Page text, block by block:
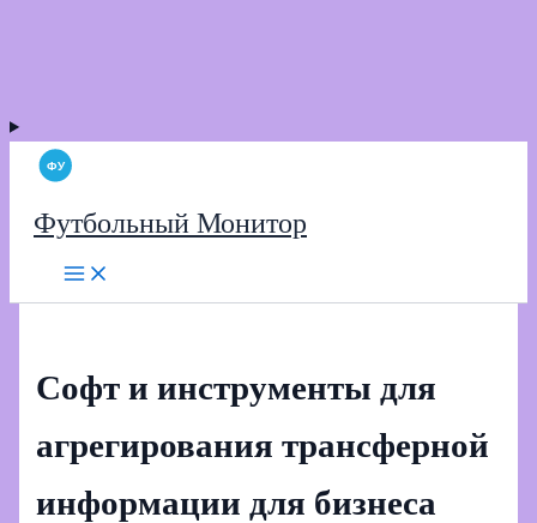
Футбольный Монитор
Софт и инструменты для
агрегирования трансферной
информации для бизнеса